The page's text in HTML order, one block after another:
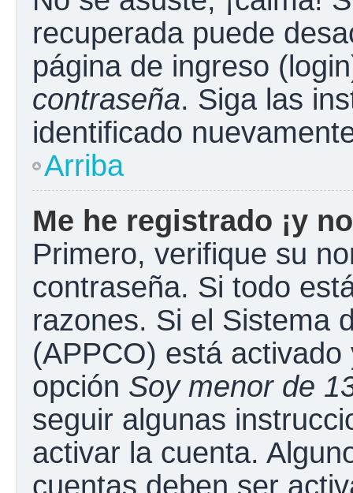
recuperada puede
página de ingreso
contraseña. Siga las
identificado
Arriba
Me he registrado ¡y
Primero, verifique su
contraseña. Si todo
razones. Si el Sistema
(APPCO) está
opción Soy menor de
seguir algunas
activar la cuenta.
cuentas deben ser